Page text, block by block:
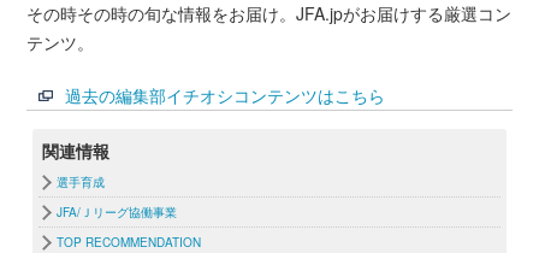
その時その時の旬な情報をお届け。JFA.jpがお届けする厳選コン
テンツ。
過去の編集部イチオシコンテンツはこちら
関連情報
選手育成
JFA/Ｊリーグ協働事業
TOP RECOMMENDATION